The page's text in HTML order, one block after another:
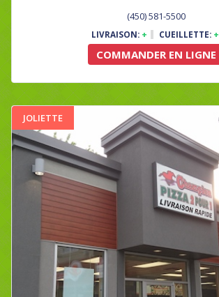
(450) 581-5500
LIVRAISON: + CUEILLETTE: +
COMMANDER EN LIGNE
JOLIETTE